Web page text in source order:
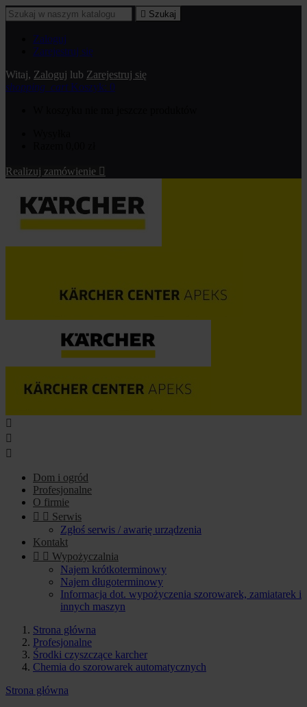
 Szukaj
Zaloguj
Zarejestruj się
Witaj, Zaloguj lub Zarejestruj się
shopping_cart Koszyk: 0
Realizuj zamówienie 



Dom i ogród
Profesjonalne
O firmie
  Serwis
Zgłoś serwis / awarię urządzenia
Kontakt
  Wypożyczalnia
Najem krótkoterminowy
Najem długoterminowy
Informacja dot. wypożyczenia szorowarek, zamiatarek i
innych maszyn
Strona główna
Profesjonalne
Środki czyszczące karcher
Chemia do szorowarek automatycznych
Strona główna